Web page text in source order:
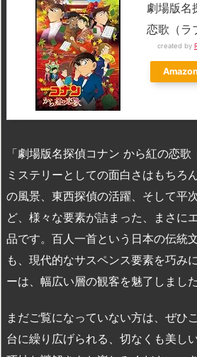
劇場版名
恋歌（ラ
created by
Amazon
「劇場版名探偵コナン から紅の恋歌
ミステリーとしての面白さはもちろ
の風景、東西探偵の活躍、そして平
ど、様々な要素が詰まった、まさに
品です。百人一首という日本の伝統
も、現代的なサスペンス要素を巧み
ーは、幅広い層の観客を魅了しました
まだご覧になっていない方は、ぜひ
台に繰り広げられる、切なくも美し